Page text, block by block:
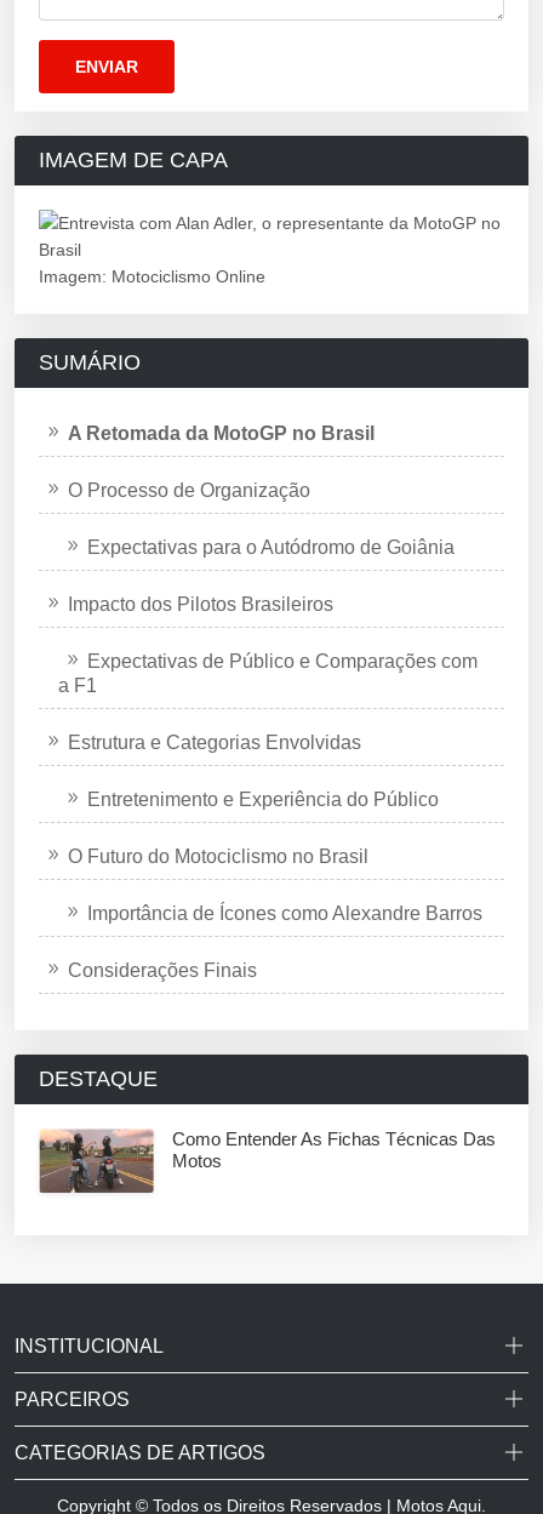
IMAGEM DE CAPA
Imagem: Motociclismo Online
SUMÁRIO
A Retomada da MotoGP no Brasil
O Processo de Organização
Expectativas para o Autódromo de Goiânia
Impacto dos Pilotos Brasileiros
Expectativas de Público e Comparações com
a F1
Estrutura e Categorias Envolvidas
Entretenimento e Experiência do Público
O Futuro do Motociclismo no Brasil
Importância de Ícones como Alexandre Barros
Considerações Finais
DESTAQUE
Como Entender As Fichas Técnicas Das
Motos
INSTITUCIONAL
PARCEIROS
CATEGORIAS DE ARTIGOS
Copyright © Todos os Direitos Reservados | Motos Aqui.